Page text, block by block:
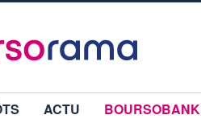
ACTU
BOURSOBANK